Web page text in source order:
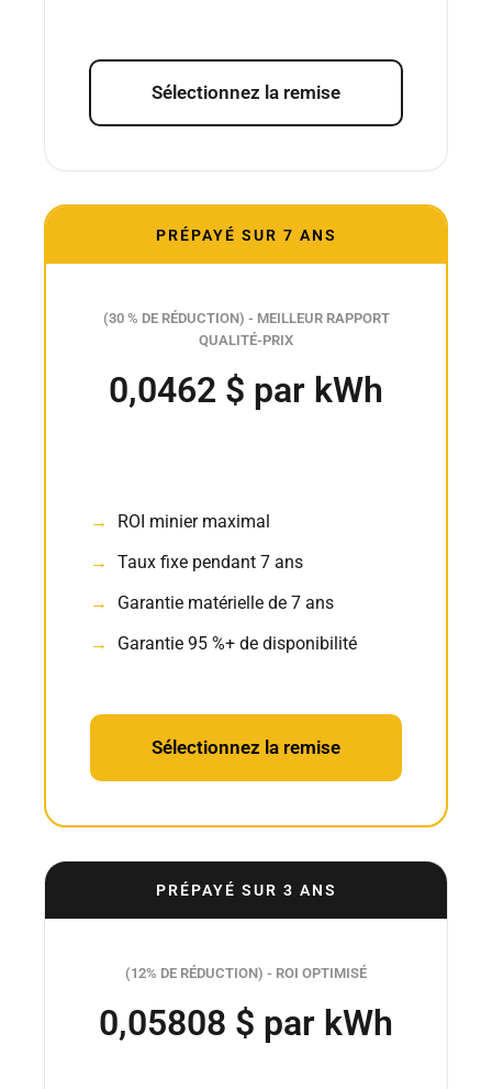
Sélectionnez la remise
PRÉPAYÉ SUR 7 ANS
(30 % DE RÉDUCTION) - MEILLEUR RAPPORT
QUALITÉ-PRIX
0,0462 $ par kWh
ROI minier maximal
Taux fixe pendant 7 ans
Garantie matérielle de 7 ans
Garantie 95 %+ de disponibilité
Sélectionnez la remise
PRÉPAYÉ SUR 3 ANS
(12% DE RÉDUCTION) - ROI OPTIMISÉ
0,05808 $ par kWh